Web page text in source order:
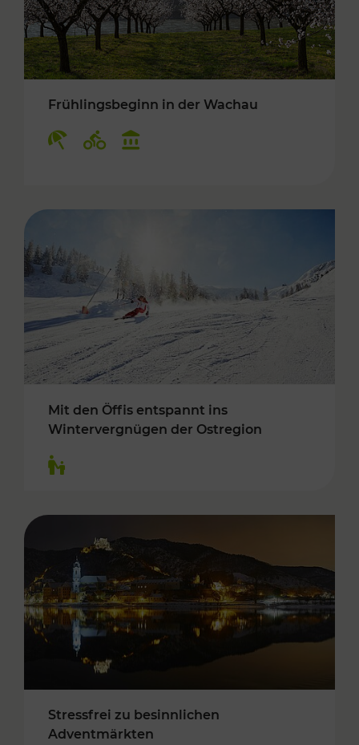
Frühlingsbeginn in der Wachau
Mit den Öffis entspannt ins
Wintervergnügen der Ostregion
Stressfrei zu besinnlichen
Adventmärkten